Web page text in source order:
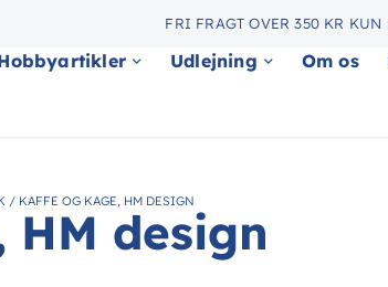
FRI FRAGT OVER 350 KR KUN
Udlejning Om os
/ KAFFE OG KAGE, HM DESIGN
design